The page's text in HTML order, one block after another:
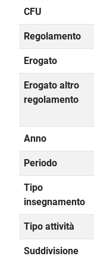
CFU
Regolamento
Erogato
Erogato altro
regolamento
Anno
Periodo
Tipo
insegnamento
Tipo attività
Suddivisione